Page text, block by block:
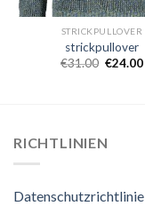
STRICKPULLOVER
strickpullover
€31.00 €24.00
RICHTLINIEN
Datenschutzrichtlinie